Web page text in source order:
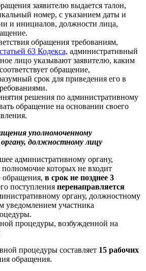
заявителю выдается талон,
номер, с указанием даты и
и инициалов, должности лица,
обращения требованиям,
статьей 63 Кодекса, административный
лицо указывают заявителю, каким
обращение,
срок для приведения его в
решения по административному
обращение на основании своего
уполномоченному
должностному лицу
административному органу,
которых не входит
обращения, в срок не позднее 3
поступления перенаправляется
органу, должностному
уведомлением участника
процедуры, возбужденной на
процедуры составляет 15 рабочих
обращения.